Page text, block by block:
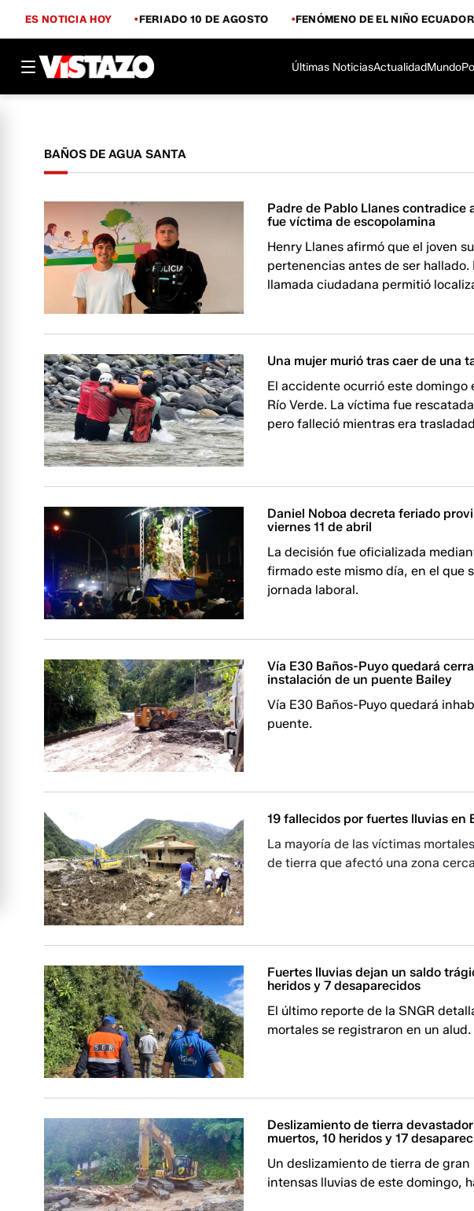
ES NOTICIA HOY FERIADO 10 DE AGOSTO FENÓMENO DE EL NIÑO ECUADOR
Últimas NoticiasActualidadMundo
BAÑOS DE AGUA SANTA
Padre de Pablo Llanes contradice
fue víctima de escopolamina
Henry Llanes afirmó que el joven
pertenencias antes de ser hallado.
llamada ciudadana permitió
Una mujer murió tras caer de una
El accidente ocurrió este domingo
Río Verde. La víctima fue
pero falleció mientras era
Daniel Noboa decreta feriado
viernes 11 de abril
La decisión fue oficializada
firmado este mismo día, en el que
jornada laboral.
Vía E30 Baños-Puyo quedará
instalación de un puente Bailey
Vía E30 Baños-Puyo quedará
puente.
19 fallecidos por fuertes lluvias en
La mayoría de las víctimas
de tierra que afectó una zona
Fuertes lluvias dejan un saldo
heridos y 7 desaparecidos​​
El último reporte de la SNGR
mortales se registraron en un alud.
Deslizamiento de tierra
muertos, 10 heridos y 17
Un deslizamiento de tierra de
intensas lluvias de este domingo,